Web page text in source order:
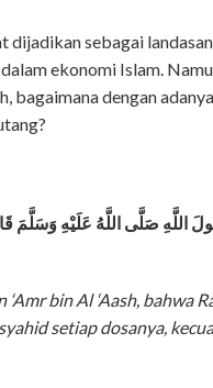
dijadikan sebagai landasan
ekonomi Islam.
bagaimana dengan adanya
اللَّهِ صَلَّى اللَّهُ عَلَيْهِ وَسَلَّمَ
bin Al ‘Aash, bahwa
setiap dosanya,